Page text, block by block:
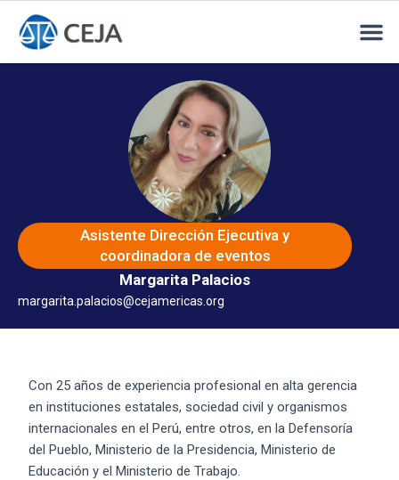
Asistente Dirección Ejecutiva y
coordinadora de eventos
Margarita Palacios
margarita.palacios@cejamericas.org
Con 25 años de experiencia profesional en alta gerencia
en instituciones estatales, sociedad civil y organismos
internacionales en el Perú, entre otros, en la Defensoría
del Pueblo, Ministerio de la Presidencia, Ministerio de
Educación y el Ministerio de Trabajo.